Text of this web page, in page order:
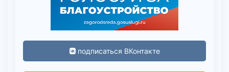
подписаться ВКонтакте